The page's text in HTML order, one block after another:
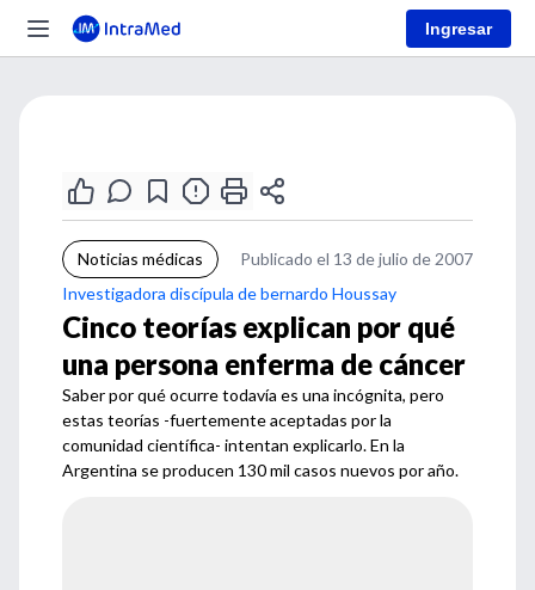
Ingresar
Noticias médicas
Publicado el 13 de julio de 2007
Investigadora discípula de bernardo Houssay
Cinco teorías explican por qué
una persona enferma de cáncer
Saber por qué ocurre todavía es una incógnita, pero
estas teorías -fuertemente aceptadas por la
comunidad científica- intentan explicarlo. En la
Argentina se producen 130 mil casos nuevos por año.